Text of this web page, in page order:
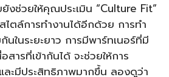
ช่วยให้คุณประเมิน “Culture Fit”
ไตล์การทำงานได้อีกด้วย การทำ
ในระยะยาว การมีพาร์ทเนอร์ที่มี
สารที่เข้ากันได้ จะช่วยให้การ
ละมีประสิทธิภาพมากขึ้น ลองดูว่า